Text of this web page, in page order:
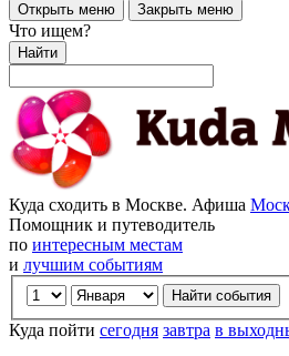
Открыть меню Закрыть меню
Что ищем?
Найти
Куда сходить в Москве. Афиша
Помощник и путеводитель
по интересным местам
и лучшим событиям
Куда пойти сегодня завтра в